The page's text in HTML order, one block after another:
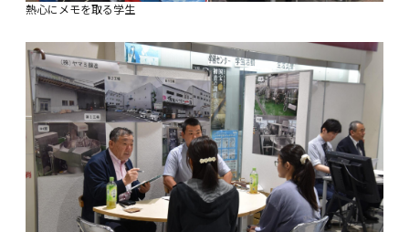
熱心にメモを取る学生